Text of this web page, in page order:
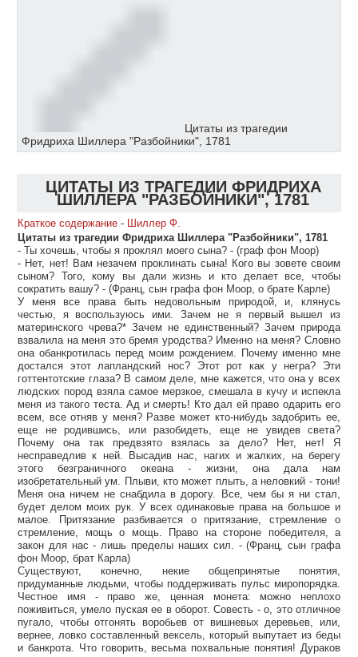
Цитаты из трагедии
Фридриха Шиллера "Разбойники", 1781
ЦИТАТЫ ИЗ ТРАГЕДИИ ФРИДРИХА
ШИЛЛЕРА "РАЗБОЙНИКИ", 1781
Краткое содержание - Шиллер Ф.
Цитаты из трагедии Фридриха Шиллера "Разбойники", 1781
- Ты хочешь, чтобы я проклял моего сына? - (граф фон Моор)
- Нет, нет! Вам незачем проклинать сына! Кого вы зовете своим
сыном? Того, кому вы дали жизнь и кто делает все, чтобы
сократить вашу? - (Франц, сын графа фон Моор, о брате Карле)
У меня все права быть недовольным природой, и, клянусь
честью, я воспользуюсь ими. Зачем не я первый вышел из
материнского чрева?* Зачем не единственный? Зачем природа
взвалила на меня это бремя уродства? Именно на меня? Словно
она обанкротилась перед моим рождением. Почему именно мне
достался этот лапландский нос? Этот рот как у негра? Эти
готтентотские глаза? В самом деле, мне кажется, что она у всех
людских пород взяла самое мерзкое, смешала в кучу и испекла
меня из такого теста. Ад и смерть! Кто дал ей право одарить его
всем, все отняв у меня? Разве может кто-нибудь задобрить ее,
еще не родившись, или разобидеть, еще не увидев света?
Почему она так предвзято взялась за дело? Нет, нет! Я
несправедлив к ней. Высадив нас, нагих и жалких, на берегу
этого безграничного океана - жизни, она дала нам
изобретательный ум. Плыви, кто может плыть, а неловкий - тони!
Меня она ничем не снабдила в дорогу. Все, чем бы я ни стал,
будет делом моих рук. У всех одинаковые права на большое и
малое. Притязание разбивается о притязание, стремление о
стремление, мощь о мощь. Право на стороне победителя, а
закон для нас - лишь пределы наших сил. - (Франц, сын графа
фон Моор, брат Карла)
Существуют, конечно, некие общепринятые понятия,
придуманные людьми, чтобы поддерживать пульс миропорядка.
Честное имя - право же, ценная монета: можно неплохо
поживиться, умело пуская ее в оборот. Совесть - о, это отличное
пугало, чтобы отгонять воробьев от вишневых деревьев, или,
вернее, ловко составленный вексель, который выпутает из беды
и банкрота. Что говорить, весьма похвальные понятия! Дураков